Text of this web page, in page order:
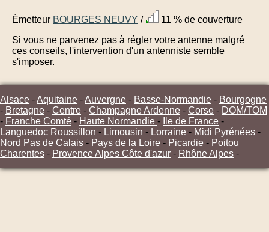
Émetteur BOURGES NEUVY /
11 % de couverture
Si vous ne parvenez pas à régler votre antenne malgré
ces conseils, l'intervention d'un antenniste semble
s'imposer.
Alsace -Aquitaine -Auvergne - Basse-Normandie - Bourgogne
- Bretagne - Centre - Champagne Ardenne - Corse - DOM/TOM
- Franche Comté - Haute Normandie - Ile de France -
Languedoc Roussillon - Limousin - Lorraine - Midi Pyrénées -
Nord Pas de Calais - Pays de la Loire - Picardie - Poitou
Charentes - Provence Alpes Côte d'azur - Rhône Alpes -